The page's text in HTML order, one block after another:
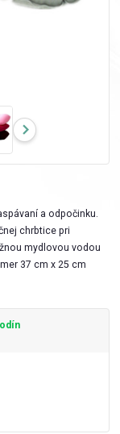
a odpočinku.
chrbtice pri
mydlovou vodou
37 cm x 25 cm